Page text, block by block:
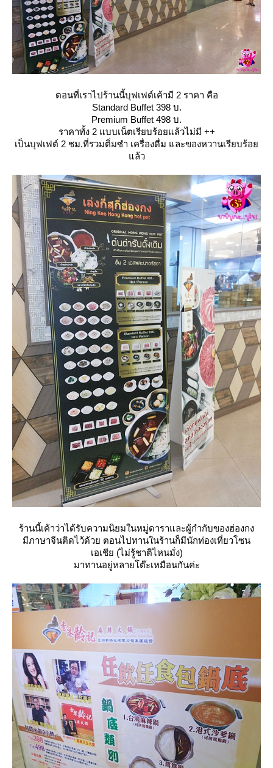
ตอนที่เราไปร้านนี้บุฟเฟต์เค้ามี 2 ราคา คือ
Standard Buffet 398 บ.
Premium Buffet 498 บ.
ราคาทั้ง 2 แบบเน็ตเรียบร้อยแล้วไม่มี ++
เป็นบุฟเฟต์ 2 ชม.ที่รวมติ่มซำ เครื่องดื่ม และของหวานเรียบร้อ
ล้ว
ร้านนี้เค้าว่าได้รับความนิยมในหมู่ดาราและผู้กำกับของฮ่องกง
มีภาษาจีนติดไว้ด้วย ตอนไปทานในร้านก็มีนักท่องเที่ยวโซน
เอเชีย (ไม่รู้ชาติไหนมั่ง)
มาทานอยู่หลายโต๊ะเหมือนกันค่ะ